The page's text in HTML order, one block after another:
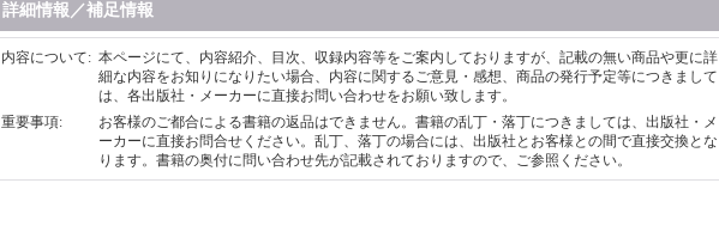
詳細情報／補足情報
内容について: 本ページにて、内容紹介、目次、収録内容等をご案内しておりますが、記載の無い商品や更に詳
細な内容をお知りになりたい場合、内容に関するご意見・感想、商品の発行予定等につきまして
は、各出版社・メーカーに直接お問い合わせをお願い致します。
重要事項:
お客様のご都合による書籍の返品はできません。書籍の乱丁・落丁につきましては、出版社・メ
ーカーに直接お問合せください。乱丁、落丁の場合には、出版社とお客様との間で直接交換とな
ります。書籍の奥付に問い合わせ先が記載されておりますので、ご参照ください。